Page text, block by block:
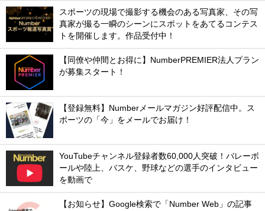
スポーツの現場で撮影する機会のある写真家、その写
真家が撮る一瞬のシーンにスポットをあてるコンテス
トを開催します。作品受付中！
【同僚や仲間とお得に】NumberPREMIER法人プラン
が募集スタート！
【登録無料】Numberメールマガジン好評配信中。ス
ポーツの「今」をメールでお届け！
YouTubeチャンネル登録者数60,000人突破！バレーボ
ールや陸上、バスケ、野球などの選手のインタビュー
を動画で
【お知らせ】Google検索で「Number Web」の記事